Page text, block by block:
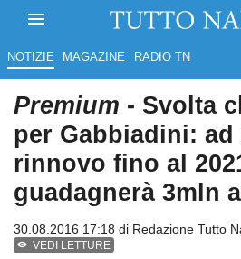
NOTIZIE MAGAZINE RADIO TN
Premium - Svolta
per Gabbiadini:
rinnovo fino al
guadagnerà 3mln
30.08.2016 17:18 di Redazione Tutto
VEDI LETTURE